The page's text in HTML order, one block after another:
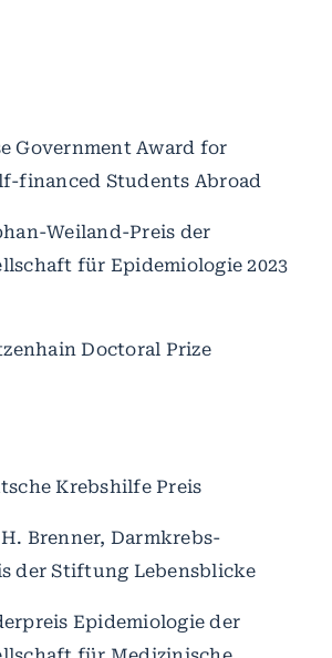
Government Award for
financed Students Abroad
Weiland-Preis der
für Epidemiologie 2023
Doctoral Prize
Krebshilfe Preis
Brenner, Darmkrebs-
der Stiftung Lebensblicke
Epidemiologie der